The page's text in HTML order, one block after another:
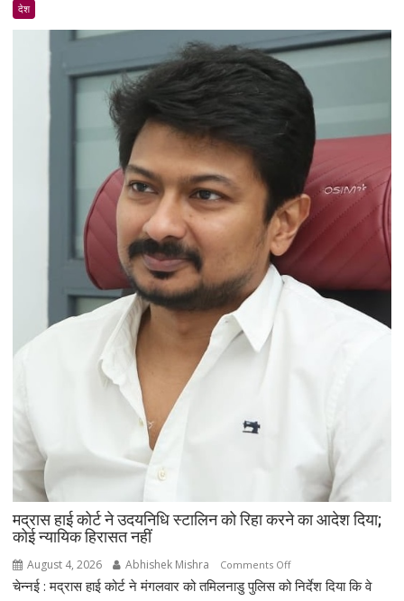
अबान
होगा
सुपुर्द-
ए-
खाक,
पर
देश
मद्रास हाई कोर्ट ने उदयनिधि स्टालिन को रिहा करने का आदेश दिया;
कोई न्यायिक हिरासत नहीं
August 4, 2026 Abhishek Mishra Comments Offon
मद्रास
चेन्नई : मद्रास हाई कोर्ट ने मंगलवार को तमिलनाडु पुलिस को निर्देश दिया कि वे